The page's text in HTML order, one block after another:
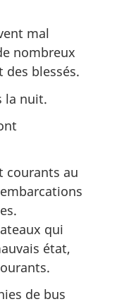
mal
nombreux
blessés.
la nuit.
courants au
qui
état,
de bus